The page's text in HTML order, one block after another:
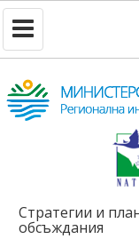
Стратегии и
обсъждания